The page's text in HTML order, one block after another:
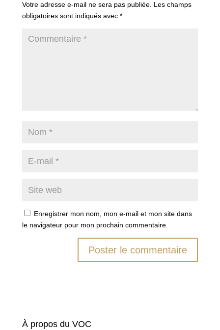
Votre adresse e-mail ne sera pas publiée. Les champs
obligatoires sont indiqués avec *
Enregistrer mon nom, mon e-mail et mon site dans
le navigateur pour mon prochain commentaire.
À propos du VOC